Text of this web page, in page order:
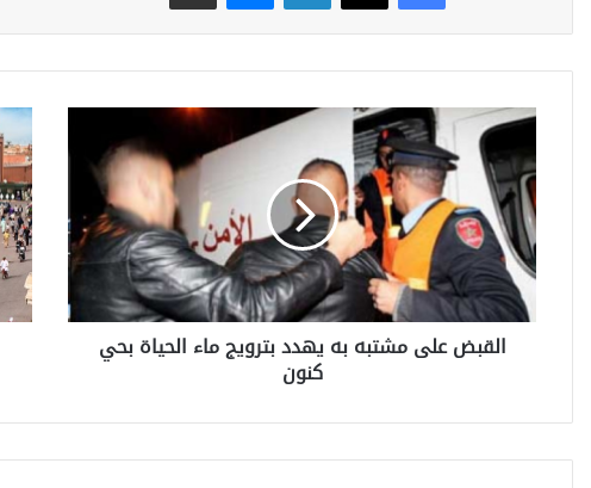
ا
ق
ب
ض
ع
ل
ى
م
ه
ه
القبض على مشتبه به يهدد بترويج ماء الحياة بحي
كنون
ج
ا
م
ع
ا
ل
ف
ن
ا
م
ي